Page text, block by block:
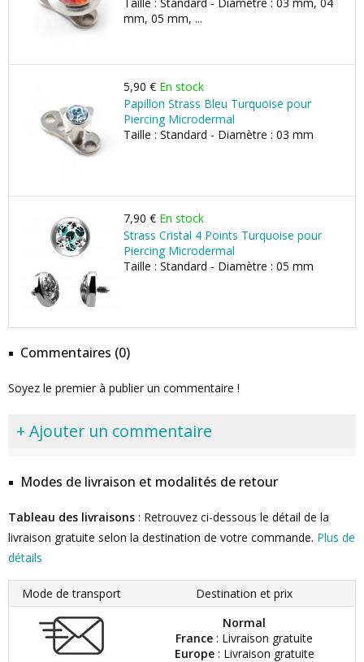
mm, 05 mm, ...
5,90 € En stock
Papillon Strass Bleu Turquoise pour
Piercing Microdermal
Taille : Standard - Diamètre : 03 mm
7,90 € En stock
Strass Cristal 4 Points Turquoise pour
Piercing Microdermal
Taille : Standard - Diamètre : 05 mm
Commentaires (0)
Soyez le premier à publier un commentaire !
+ Ajouter un commentaire
Modes de livraison et modalités de retour
Tableau des livraisons : Retrouvez ci-dessous le détail de la
livraison gratuite selon la destination de votre commande. Plus de
détails
Mode de transport
Destination et prix
Normal
France : Livraison gratuite
Europe: Livraison gratuite